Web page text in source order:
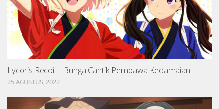
Lycoris Recoil – Bunga Cantik Pembawa Kedamaian
25 AGUSTUS, 2022